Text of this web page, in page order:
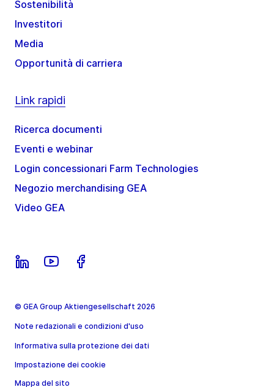
Sostenibilità
Investitori
Media
Opportunità di carriera
Link rapidi
Ricerca documenti
Eventi e webinar
Login concessionari Farm Technologies
Negozio merchandising GEA
Video GEA
© GEA Group Aktiengesellschaft 2026
Note redazionali e condizioni d'uso
Informativa sulla protezione dei dati
Impostazione dei cookie
Mappa del sito